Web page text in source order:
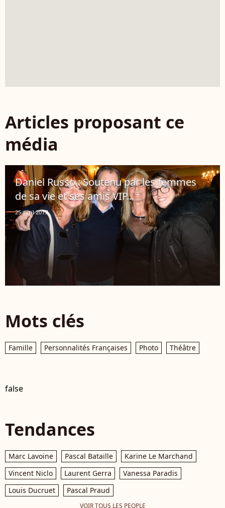
Articles proposant ce
média
Daniel Russo : Soutenu par les femmes
de sa vie et ses amis VIP...
25 avril 2017
Mots clés
Famille Personnalités Françaises Photo Théâtre
false
Tendances
Marc Lavoine Pascal Bataille
Karine Le Marchand
Vincent Niclo
Laurent Gerra
Vanessa Paradis
Louis Ducruet
Pascal Praud
VOIR TOUS LES PEOPLE